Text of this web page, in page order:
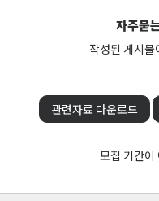
자주묻
작성된 게시물
관련자료 다운로드
모집 기간이